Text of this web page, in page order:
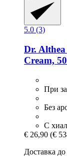
5.0 (3)
Dr. Althea
Cream,
При
Без
С
€ 26,90 (€
Доставка